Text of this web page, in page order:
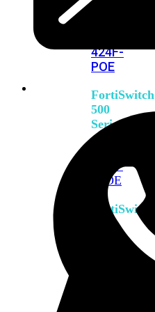
424F-
POE
FortiSwitch
500
Series
548D-
FPOE
FortiSwitch